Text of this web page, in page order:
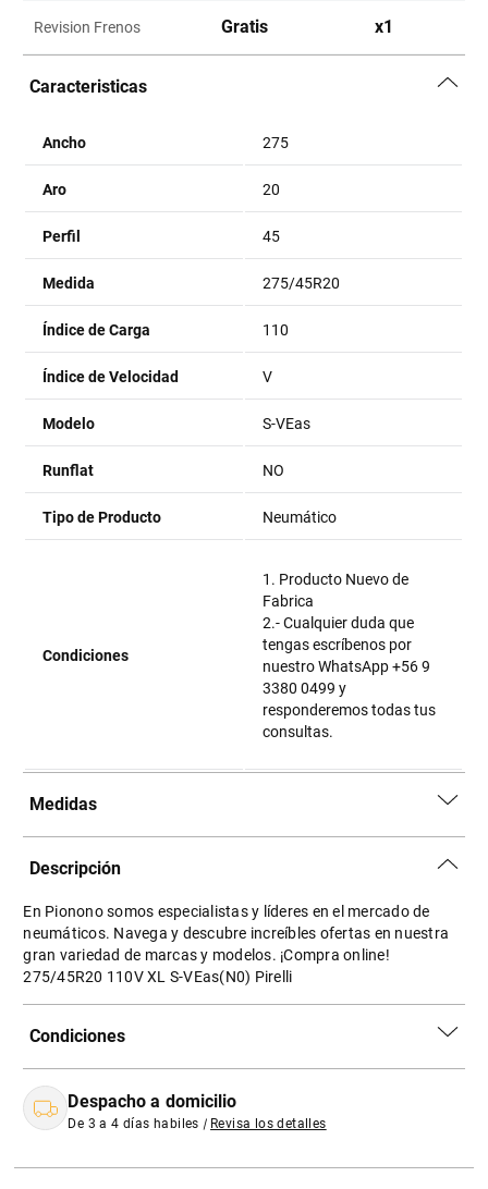
Revision Frenos Gratis x1
Caracteristicas
Ancho 275
Aro 20
Perfil 45
Medida 275/45R20
Índice de Carga 110
Índice de Velocidad V
Modelo S-VEas
Runflat NO
Tipo de Producto Neumático
Condiciones
1. Producto Nuevo de
Fabrica
2.- Cualquier duda que
tengas escríbenos por
nuestro WhatsApp +56 9
3380 0499 y
responderemos todas tus
consultas.
Medidas
Descripción
En Pionono somos especialistas y líderes en el mercado de
neumáticos. Navega y descubre increíbles ofertas en nuestra
gran variedad de marcas y modelos. ¡Compra online!
275/45R20 110V XL S-VEas(N0) Pirelli
Condiciones
Despacho a domicilio
De 3 a 4 días habiles | Revisa los detalles